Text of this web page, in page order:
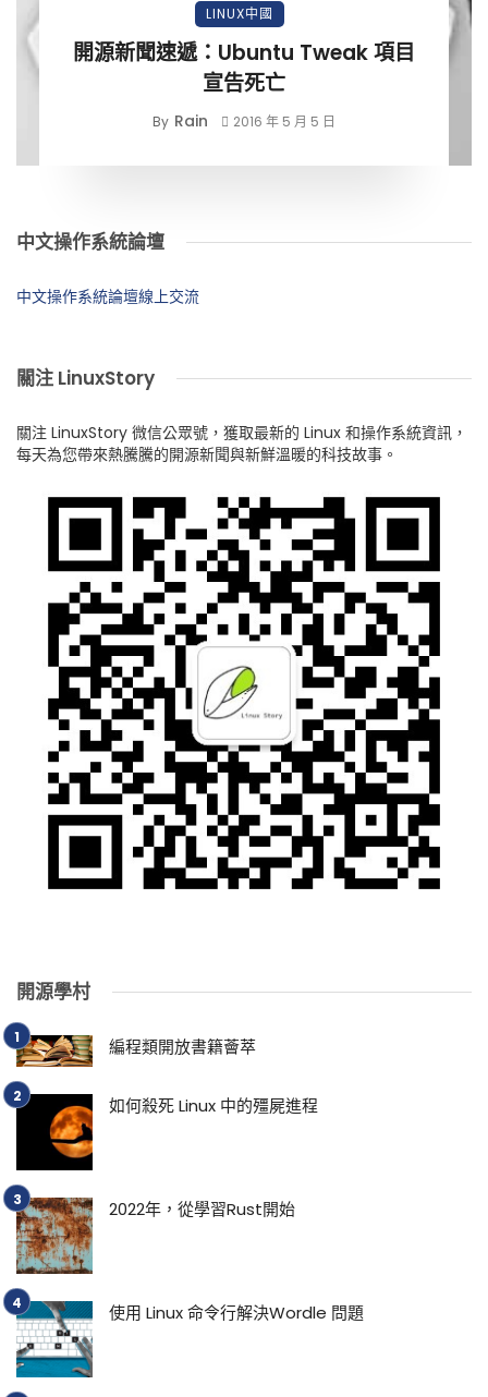
LINUX中國
開源新聞速遞：Ubuntu Tweak 項目
宣告死亡
By Rain 2016 年 5 月 5 日
中文操作系統論壇
中文操作系統論壇線上交流
關注 LinuxStory
關注 LinuxStory 微信公眾號，獲取最新的 Linux 和操作系統資訊，
每天為您帶來熱騰騰的開源新聞與新鮮溫暖的科技故事。
開源學村
編程類開放書籍薈萃
如何殺死 Linux 中的殭屍進程
2022年，從學習Rust開始
使用 Linux 命令行解決Wordle 問題